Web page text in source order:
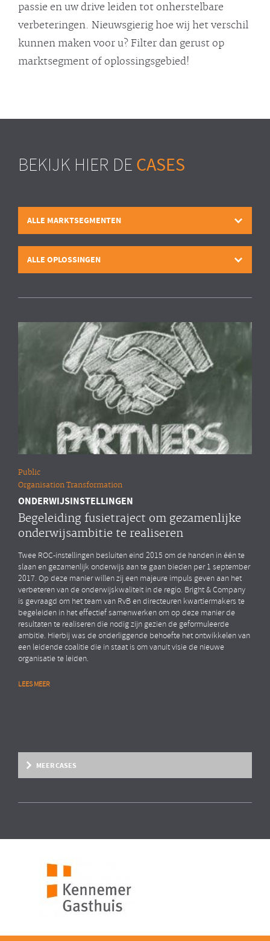
passie en uw drive leiden tot onherstelbare
verbeteringen. Nieuwsgierig hoe wij het verschil
kunnen maken voor u? Filter dan gerust op
marktsegment of oplossingsgebied!
BEKIJK HIER DE CASES
ALLE MARKTSEGMENTEN
ALLE OPLOSSINGEN
Public
Organisation Transformation
ONDERWIJSINSTELLINGEN
Begeleiding fusietraject om gezamenlijke
onderwijsambitie te realiseren
Twee ROC-instellingen besluiten eind 2015 om de handen in één te
slaan en gezamenlijk onderwijs aan te gaan bieden per 1 september
2017. Op deze manier willen zij een majeure impuls geven aan het
verbeteren van de onderwijskwaliteit in de regio. Bright & Company
is gevraagd om het team van RvB en directeuren kwartiermakers te
begeleiden in het effectief samenwerken om op deze manier de
resultaten te realiseren die nodig zijn gezien de geformuleerde
ambitie. Hierbij was de onderliggende behoefte het ontwikkelen van
een leidende coalitie die in staat is om vanuit visie de nieuwe
organisatie te leiden.
LEES MEER
Overige marktsegmenten
People Analytics
MULTINATIONAL CHEMIESECTOR
MEER CASES